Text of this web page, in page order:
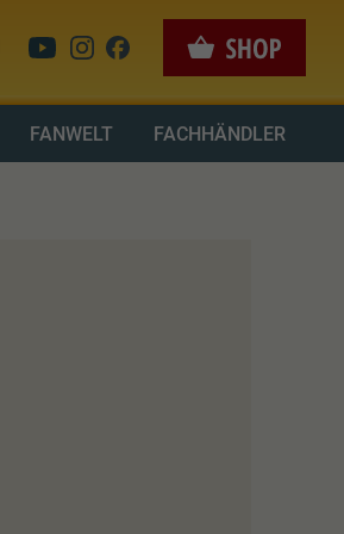
FANWELT FACHHÄNDLER